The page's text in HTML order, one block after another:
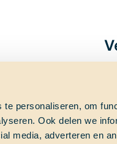
personaliseren, om
Ook delen we
media, adverteren en